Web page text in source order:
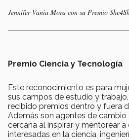
Jennifer Vania Mora con su Premio
Premio Ciencia y Tecnología
Este reconocimiento es para
sus campos de estudio y
recibido premios dentro y fuera
Además son agentes de cambio
cercana al inspirar y mentorear a
interesadas en la ciencia,